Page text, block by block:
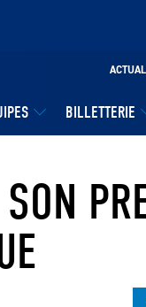
BILLETTERIE